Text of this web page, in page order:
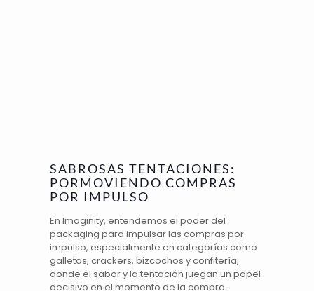
SABROSAS TENTACIONES:
PORMOVIENDO COMPRAS
POR IMPULSO
En Imaginity, entendemos elpoder del
packaging para impulsar las compras por
impulso, especialmente en categorías como
galletas, crackers, bizcochos y confitería,
donde el sabor y la tentación juegan un papel
decisivo en el momento de la compra.